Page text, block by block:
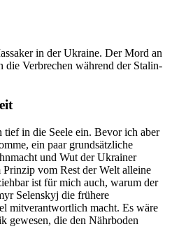
in der Ukraine. Der Mord an
Verbrechen während der Stalin-
in die Seele ein. Bevor ich aber
ein paar grundsätzliche
und Wut der Ukrainer
vom Rest der Welt alleine
ist für mich auch, warum der
Selenskyj die frühere
mitverantwortlich macht. Es wäre
gewesen, die den Nährboden